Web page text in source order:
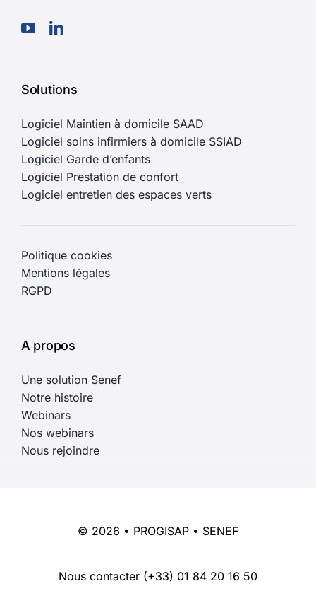
Solutions
Logiciel Maintien à domicile SAAD
Logiciel soins infirmiers à domicile SSIAD
Logiciel Garde d’enfants
Logiciel Prestation de confort
Logiciel entretien des espaces verts
Politique cookies
Mentions légales
RGPD
A propos
Une solution Senef
Notre histoire
Webinars
Nos webinars
Nous rejoindre
© 2026 • PROGISAP • SENEF
Nous contacter (+33) 01 84 20 16 50